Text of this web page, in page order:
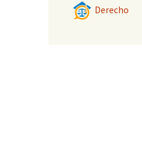
Derecho